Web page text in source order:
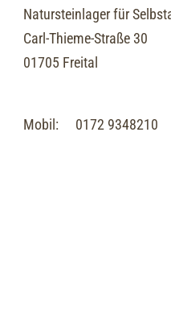
Natursteinlager für
Carl-Thieme-Straße 30
01705 Freital
Mobil:
0172 9348210